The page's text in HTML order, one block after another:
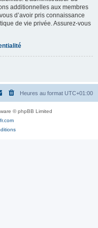
additionnelles aux membres
d’avoir pris connaissance
de vie privée. Assurez-vous
Heures au format UTC+01:00
© phpBB Limited